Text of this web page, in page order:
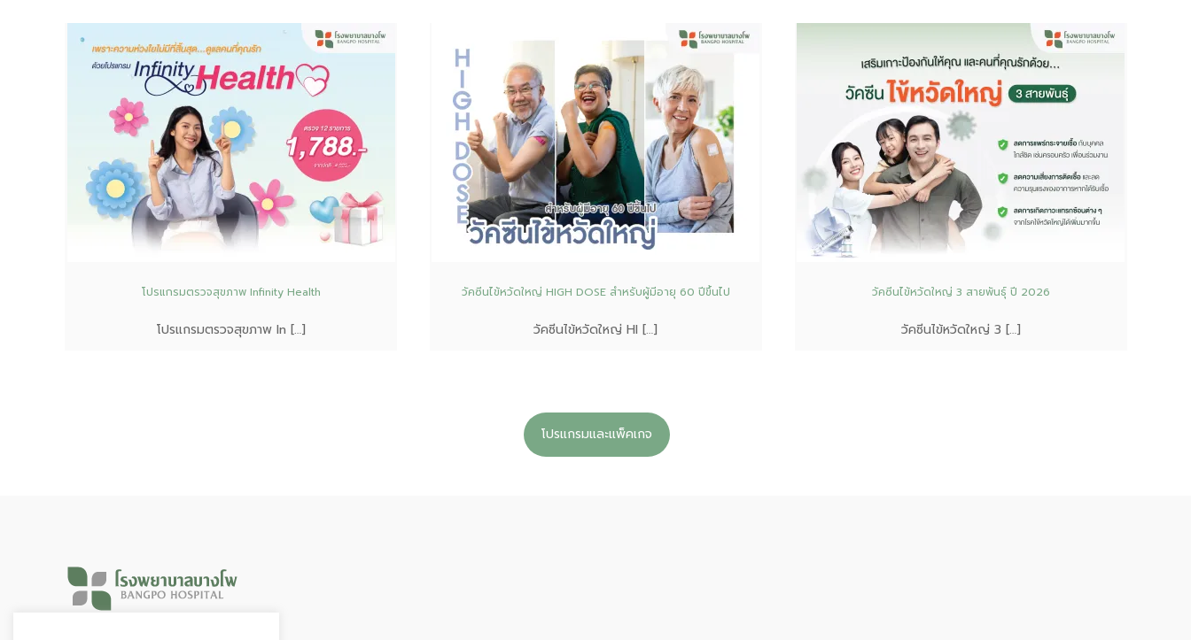
โปรแกรมตรวจสุขภาพ Infinity Health
โปรแกรมตรวจสุขภาพ In […]
วัคซีนไข้หวัดใหญ่ HIGH DOSE สำหรับผู้มีอายุ 60 ปีขึ้นไป
วัคซีนไข้หวัดใหญ่ HI […]
วัคซีนไข้หวัดใหญ่ 3 สายพันธุ์ ปี 2026
วัคซีนไข้หวัดใหญ่ 3 […]
โปรแกรมและแพ็คเกจ